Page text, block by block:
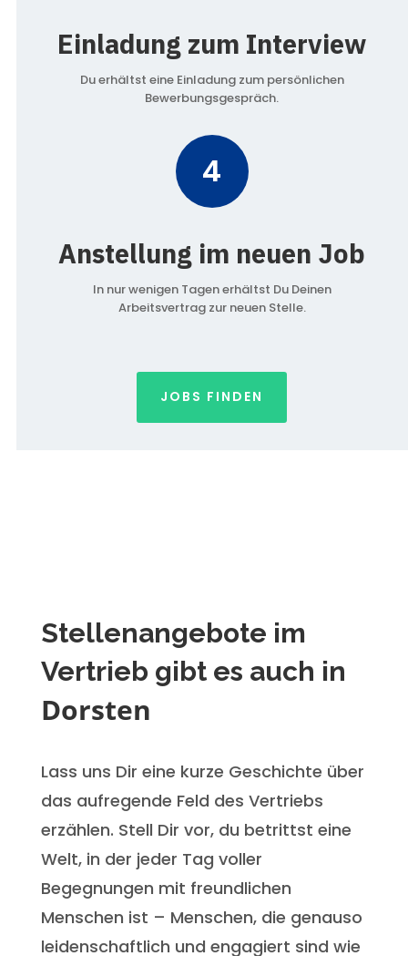
Einladung zum Interview
Du erhältst eine Einladung zum persönlichen
Bewerbungsgespräch.
4
Anstellung im neuen Job
In nur wenigen Tagen erhältst Du Deinen
Arbeitsvertrag zur neuen Stelle.
JOBS FINDEN
Stellenangebote im
Vertrieb gibt es auch in
Dorsten
Lass uns Dir eine kurze Geschichte über
das aufregende Feld des Vertriebs
erzählen. Stell Dir vor, du betrittst eine
Welt, in der jeder Tag voller
Begegnungen mit freundlichen
Menschen ist – Menschen, die genauso
leidenschaftlich und engagiert sind wie